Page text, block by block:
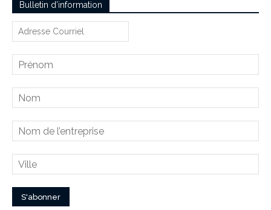
Bulletin d’information